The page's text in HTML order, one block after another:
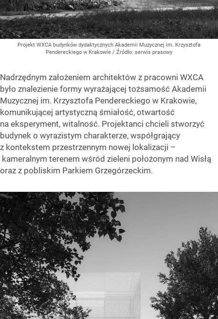
Projekt WXCA budynków dydaktycznych Akademii Muzycznej im. Krzysztofa
Pendereckiego w Krakowie / Źródło: serwis prasowy
Nadrzędnym założeniem architektów z pracowni WXCA
było znalezienie formy wyrażającej tożsamość Akademii
Muzycznej im. Krzysztofa Pendereckiego w Krakowie,
komunikującej artystyczną śmiałość, otwartość
na eksperyment, witalność. Projektanci chcieli stworzyć
budynek o wyrazistym charakterze, współgrający
z kontekstem przestrzennym nowej lokalizacji –
kameralnym terenem wśród zieleni położonym nad Wisłą
oraz z pobliskim Parkiem Grzegórzeckim.